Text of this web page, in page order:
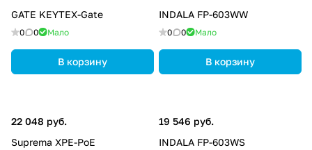
GATE KEYTEX-Gate
0 0 Мало
В корзину
INDALA FP-603WW
0 0 Мало
В корзину
22 048 руб.
Suprema XPE-PoE
19 546 руб.
INDALA FP-603WS